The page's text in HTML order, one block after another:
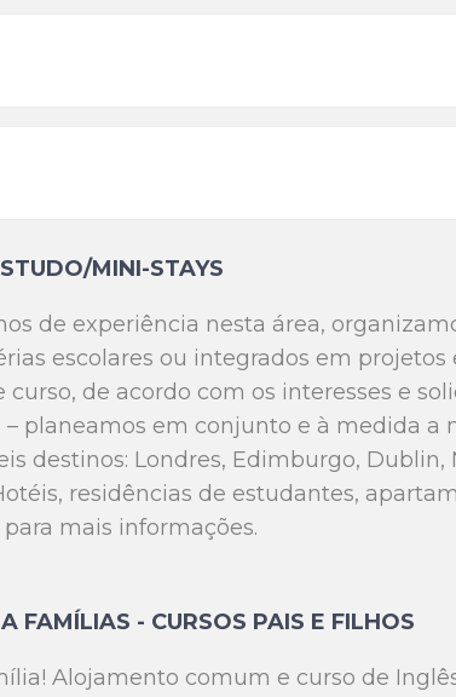
MINI-STAYS
de experiência nesta área,
escolares ou integrados em projetos
curso, de acordo com os interesses e
– planeamos em conjunto e à medida a
destinos: Londres, Edimburgo, Dublin,
residências de estudantes,
mais informações.
FAMÍLIAS - CURSOS PAIS E FILHOS
Alojamento comum e curso de